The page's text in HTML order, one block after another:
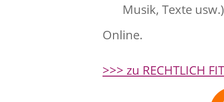
Musik, Texte usw.)
Online.
>>> zu RECHTLICH FIT